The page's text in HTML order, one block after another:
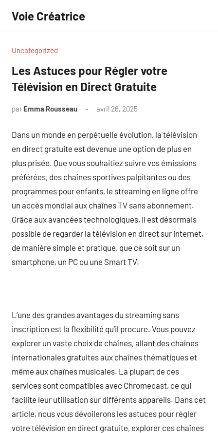
contenu
Voie Créatrice
Uncategorized
Les Astuces pour Régler votre
Télévision en Direct Gratuite
par Emma Rousseau avril 26, 2025
Dans un monde en perpétuelle évolution, la télévision
en direct gratuite est devenue une option de plus en
plus prisée. Que vous souhaitiez suivre vos émissions
préférées, des chaînes sportives palpitantes ou des
programmes pour enfants, le streaming en ligne offre
un accès mondial aux chaînes TV sans abonnement.
Grâce aux avancées technologiques, il est désormais
possible de regarder la télévision en direct sur internet,
de manière simple et pratique, que ce soit sur un
smartphone, un PC ou une Smart TV.
L’une des grandes avantages du streaming sans
inscription est la flexibilité qu’il procure. Vous pouvez
explorer un vaste choix de chaînes, allant des chaînes
internationales gratuites aux chaînes thématiques et
même aux chaînes musicales. La plupart de ces
services sont compatibles avec Chromecast, ce qui
facilite leur utilisation sur différents appareils. Dans cet
article, nous vous dévoilerons les astuces pour régler
votre télévision en direct gratuite, explorer ces chaînes